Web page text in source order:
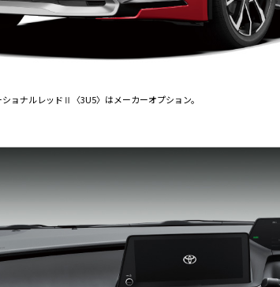
ョナルレッドⅡ〈3U5〉はメーカーオプション。